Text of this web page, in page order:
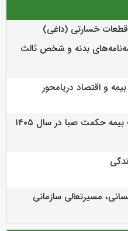
خسارتی (داغی)
بدنه و شخص ثالث
و اقتصاد دریامحور
پازل موفقیت شرکت بیمه حکمت صبا در سال ۱۴۰۵
مسیرتعالی سازمانی